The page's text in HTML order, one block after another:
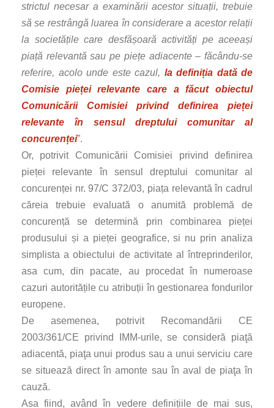
strictul necesar a examinării acestor situații, trebuie
să se restrângă luarea în considerare a acestor relații
la societățile care desfășoară activități pe aceeași
piață relevantă sau pe piețe adiacente – făcându‑se
referire, acolo unde este cazul, la definiția dată de
Comisie pieței relevante care a făcut obiectul
Comunicării Comisiei privind definirea pieței
relevante în sensul dreptului comunitar al
concurenței”.
Or, potrivit Comunicării Comisiei privind definirea
pieței relevante în sensul dreptului comunitar al
concurenței nr. 97/C 372/03, piața relevantă în cadrul
căreia trebuie evaluată o anumită problemă de
concurență se determină prin combinarea pieței
produsului și a pieței geografice, si nu prin analiza
simplista a obiectului de activitate al întreprinderilor,
asa cum, din pacate, au procedat în numeroase
cazuri autoritățile cu atribuții în gestionarea fondurilor
europene.
De asemenea, potrivit Recomandării CE
2003/361/CE privind IMM-urile, se consideră piaţă
adiacentă, piaţa unui produs sau a unui serviciu care
se situează direct în amonte sau în aval de piaţa în
cauză.
Asa fiind, având în vedere definițiile de mai sus,